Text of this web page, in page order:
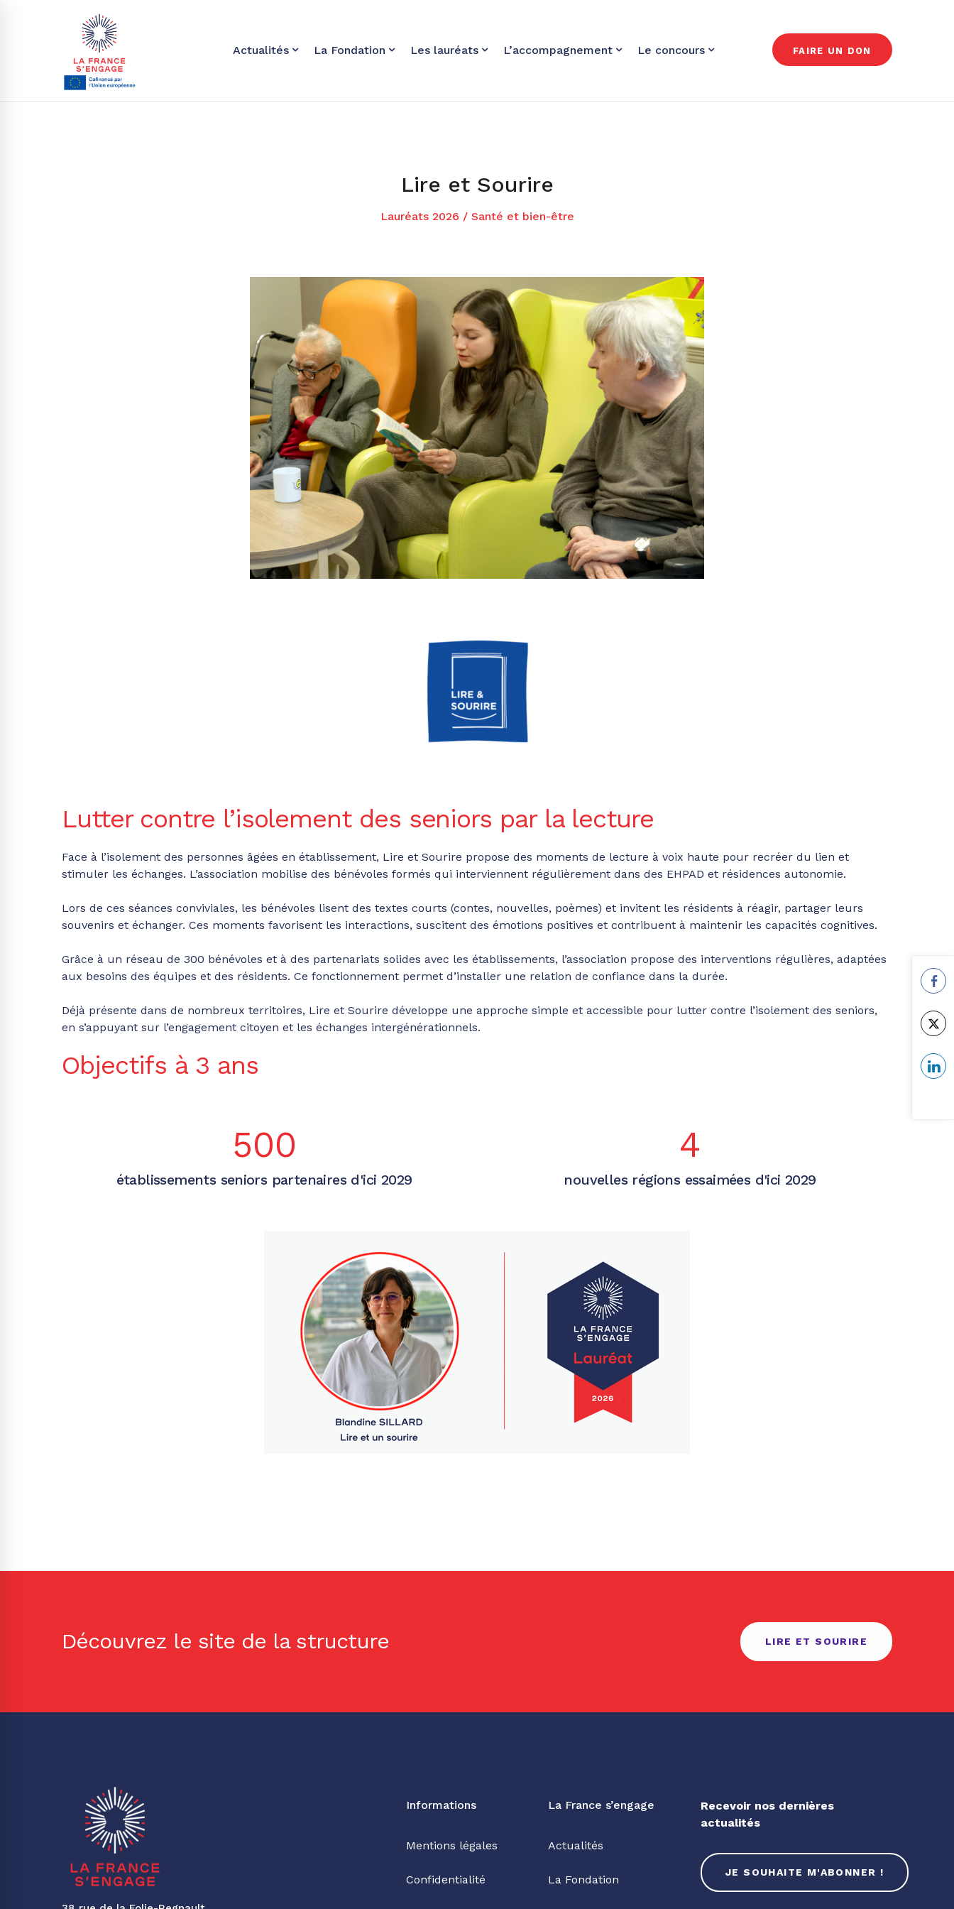
Actualités La Fondation Les lauréats L’accompagnement Le concours FAIRE UN DON
Lire et Sourire
Lauréats 2026 / Santé et bien-être
Lutter contre l’isolement des seniors par la lecture
Face à l’isolement des personnes âgées en établissement, Lire et Sourire propose des moments de lecture à voix haute pour recréer du lien et
stimuler les échanges. L’association mobilise des bénévoles formés qui interviennent régulièrement dans des EHPAD et résidences autonomie.
Lors de ces séances conviviales, les bénévoles lisent des textes courts (contes, nouvelles, poèmes) et invitent les résidents à réagir, partager leurs
souvenirs et échanger. Ces moments favorisent les interactions, suscitent des émotions positives et contribuent à maintenir les capacités cognitives.
Grâce à un réseau de 300 bénévoles et à des partenariats solides avec les établissements, l’association propose des interventions régulières, adaptées
aux besoins des équipes et des résidents. Ce fonctionnement permet d’installer une relation de confiance dans la durée.
Déjà présente dans de nombreux territoires, Lire et Sourire développe une approche simple et accessible pour lutter contre l’isolement des seniors,
en s’appuyant sur l’engagement citoyen et les échanges intergénérationnels.
Objectifs à 3 ans
500
établissements seniors partenaires d'ici 2029
4
nouvelles régions essaimées d'ici 2029
Découvrez le site de la structure LIRE ET SOURIRE
Informations
Mentions légales
Confidentialité
La France s’engage
Actualités
La Fondation
Recevoir nos dernières
actualités
JE SOUHAITE M'ABONNER !